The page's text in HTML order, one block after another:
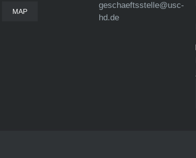
MAP
geschaeftsstelle@usc-
hd.de